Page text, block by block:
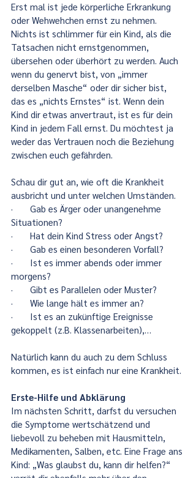
Erst mal ist jede körperliche Erkrankung
oder Wehwehchen ernst zu nehmen.
Nichts ist schlimmer für ein Kind, als die
Tatsachen nicht ernstgenommen,
übersehen oder überhört zu werden. Auch
wenn du genervt bist, von „immer
derselben Masche“ oder dir sicher bist,
das es „nichts Ernstes“ ist. Wenn dein
Kind dir etwas anvertraut, ist es für dein
Kind in jedem Fall ernst. Du möchtest ja
weder das Vertrauen noch die Beziehung
zwischen euch gefährden.
Schau dir gut an, wie oft die Krankheit
ausbricht und unter welchen Umständen.
·       Gab es Ärger oder unangenehme
Situationen?
·       Hat dein Kind Stress oder Angst?
·       Gab es einen besonderen Vorfall?
·       Ist es immer abends oder immer
morgens?
·       Gibt es Parallelen oder Muster?
·       Wie lange hält es immer an?
·       Ist es an zukünftige Ereignisse
gekoppelt (z.B. Klassenarbeiten),…
Natürlich kann du auch zu dem Schluss
kommen, es ist einfach nur eine Krankheit.
Erste-Hilfe und Abklärung
Im nächsten Schritt, darfst du versuchen
die Symptome wertschätzend und
liebevoll zu beheben mit Hausmitteln,
Medikamenten, Salben, etc. Eine Frage ans
Kind: „Was glaubst du, kann dir helfen?“